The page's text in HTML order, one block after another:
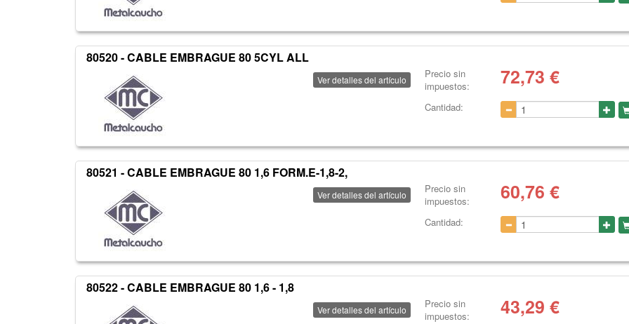
80520 - CABLE EMBRAGUE 80 5CYL ALL
Ver detalles del artículo
Precio sin
impuestos:
72,73 €
Cantidad:
80521 - CABLE EMBRAGUE 80 1,6 FORM.E-1,8-2,
Ver detalles del artículo
Precio sin
impuestos:
60,76 €
Cantidad:
80522 - CABLE EMBRAGUE 80 1,6 - 1,8
Ver detalles del artículo
Precio sin
impuestos:
43,29 €